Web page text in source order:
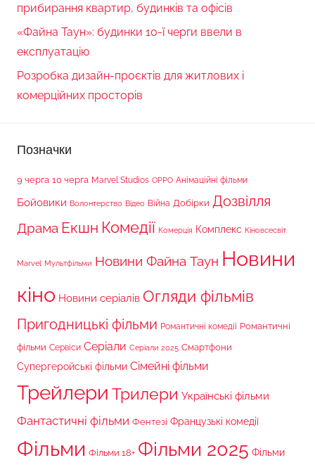
прибирання квартир, будинків та офісів
«Файна Таун»: будинки 10-ї черги ввели в
експлуатацію
Розробка дизайн-проєктів для житлових і
комерційних просторів
Позначки
9 черга 10 черга Marvel Studios OPPO Анімаційні фільми
Бойовики Волонтерство Відео Війна Добірки Дозвілля
Драма Екшн Комедії Комерція Комплекс Кіновсесвіт
Marvel Мультфільми Новини Файна Таун Новини
кіно Новини серіалів Огляди фільмів
Пригодницькі фільми Романтичні комедії Романтичні
фільми Сервіси Серіали Серіали 2025 Смартфони
Супергеройські фільми Сімейні фільми
Трейлери Трилери Українські фільми
Фантастичні фільми Фентезі Французькі комедії
Фільми Фільми 18+ Фільми 2025 Фільми